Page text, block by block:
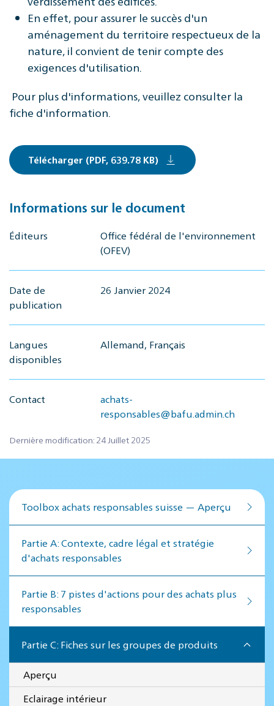
En effet, pour assurer le succès d'un
aménagement du territoire respectueux de la
nature, il convient de tenir compte des
exigences d'utilisation.
Pour plus d'informations, veuillez consulter la
fiche d'information.
Télécharger (PDF, 639.78 KB)
Informations sur le document
Éditeurs
Office fédéral de l'environnement
(OFEV)
Date de
publication
26 Janvier 2024
Langues
disponibles
Allemand, Français
Contact
achats-
responsables@bafu.admin.ch
Dernière modification: 24 Juillet 2025
Toolbox achats responsables suisse — Aperçu
Par­tie A: Contex­te, cadre lé­gal et stratégie
d'achats responsables
Par­tie B: 7 pistes d'actions pour des achats plus
responsables
Partie C: Fiches sur les groupes de produits
Aperçu
Eclairage intérieur